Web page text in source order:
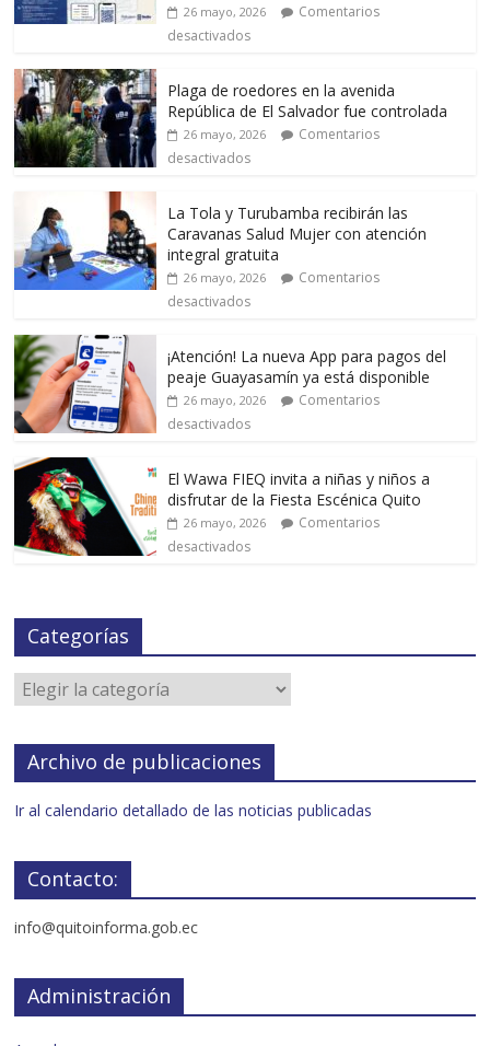
26 mayo, 2026
Comentarios
desactivados
Plaga de roedores en la avenida
República de El Salvador fue controlada
26 mayo, 2026
Comentarios
desactivados
La Tola y Turubamba recibirán las
Caravanas Salud Mujer con atención
integral gratuita
26 mayo, 2026
Comentarios
desactivados
¡Atención! La nueva App para pagos del
peaje Guayasamín ya está disponible
26 mayo, 2026
Comentarios
desactivados
El Wawa FIEQ invita a niñas y niños a
disfrutar de la Fiesta Escénica Quito
26 mayo, 2026
Comentarios
desactivados
Categorías
Archivo de publicaciones
Ir al calendario detallado de las noticias publicadas
Contacto:
info@quitoinforma.gob.ec
Administración